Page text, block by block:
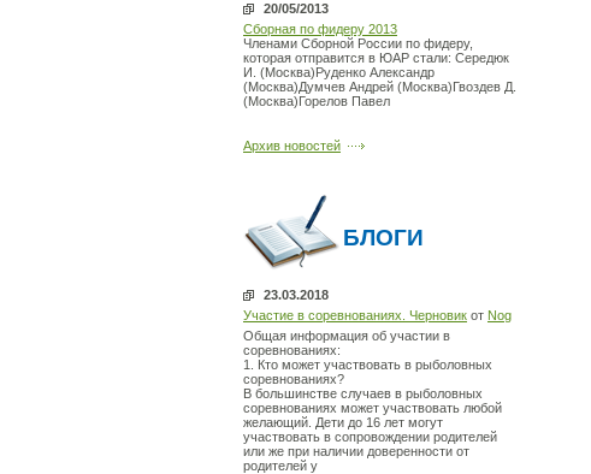
20/05/2013
Сборная по фидеру 2013
Членами Сборной России по фидеру,
которая отправится в ЮАР стали: Середюк
И. (Москва)Руденко Александр
(Москва)Думчев Андрей (Москва)Гвоздев Д.
(Москва)Горелов Павел
Архив новостей
БЛОГИ
23.03.2018
Участие в соревнованиях. Черновик от Nog
Общая информация об участии в
соревнованиях:
1. Кто может участвовать в рыболовных
соревнованиях?
В большинстве случаев в рыболовных
соревнованиях может участвовать любой
желающий. Дети до 16 лет могут
участвовать в сопровождении родителей
или же при наличии доверенности от
родителей у